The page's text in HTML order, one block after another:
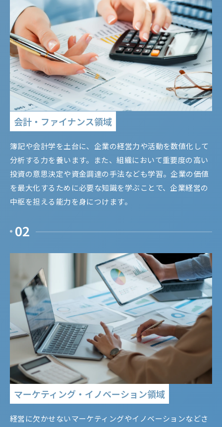
会計・ファイナンス領域
簿記や会計学を土台に、企業の経営力や活動を数値化して
分析する力を養います。また、組織において重要度の高い
投資の意思決定や資金調達の手法なども学習。企業の価値
を最大化するために必要な知識を学ぶことで、企業経営の
中枢を担える能力を身につけます。
02
マーケティング・イノベーション領域
経営に欠かせないマーケティングやイノベーションなどさ